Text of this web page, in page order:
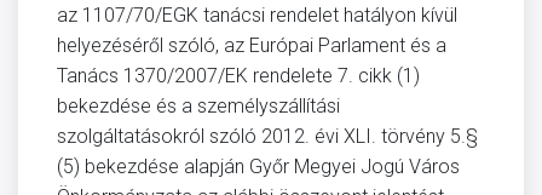
az 1107/70/EGK tanácsi rendelet hatályon kívül
helyezéséről szóló, az Európai Parlament és a
Tanács 1370/2007/EK rendelete 7. cikk (1)
bekezdése és a személyszállítási
szolgáltatásokról szóló 2012. évi XLI. törvény 5.§
(5) bekezdése alapján Győr Megyei Jogú Város